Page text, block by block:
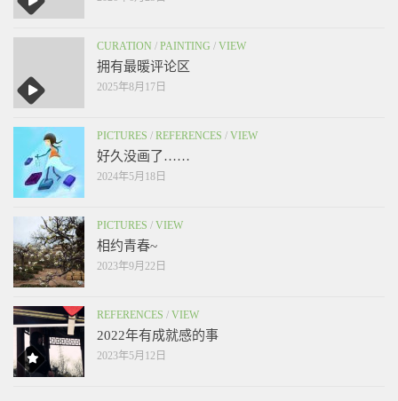
CURATION / PAINTING / VIEW
拥有最暖评论区
2025年8月17日
PICTURES / REFERENCES / VIEW
好久没画了……
2024年5月18日
PICTURES / VIEW
相约青春~
2023年9月22日
REFERENCES / VIEW
2022年有成就感的事
2023年5月12日